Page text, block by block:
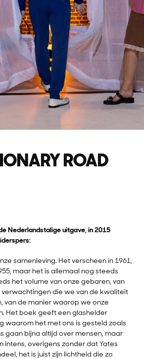
ROAD
Nederlandstalige uitgave, in 2015
samenleving. Het verscheen in 1961,
maar het is allemaal nog steeds
het volume van onze gebaren, van
die we van de kwaliteit
van de manier waarop we onze
Het boek geeft een glashelder
waarom het met ons is gesteld zoals
gaan bijna altijd over mensen, maar
intens, overigens zonder dat Yates
het is juist zijn lichtheid die zo